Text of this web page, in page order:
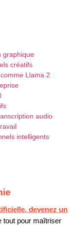
graphique
créatifs
Llama 2
audio
intelligents
devenez un
tout pour maîtriser